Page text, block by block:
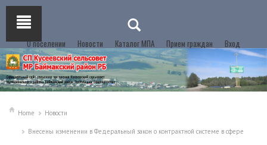
О поселении Новости Каталог МПА Прием граждан Вход
Home Новости
Внесены изменении в Федеральный закон о контрактной системе в сфере